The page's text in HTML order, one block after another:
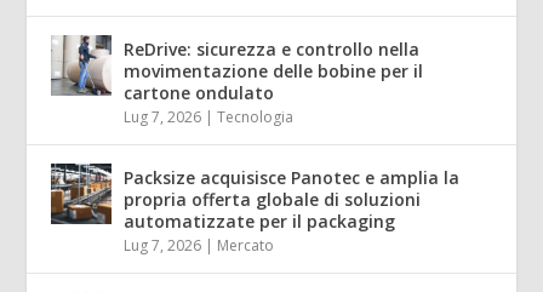
ReDrive: sicurezza e controllo nella
movimentazione delle bobine per il
cartone ondulato
Lug 7, 2026 |Tecnologia
Packsize acquisisce Panotec e amplia la
propria offerta globale di soluzioni
automatizzate per il packaging
Lug 7, 2026 | Mercato